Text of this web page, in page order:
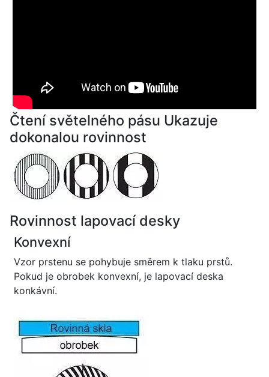
Čtení světelného pásu Ukazuje
dokonalou rovinnost
Rovinnost lapovací desky
Konvexní
Vzor prstenu se pohybuje směrem k tlaku prstů.
Pokud je obrobek konvexní, je lapovací deska
konkávní.